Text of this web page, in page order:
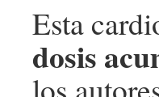
Esta
dosis